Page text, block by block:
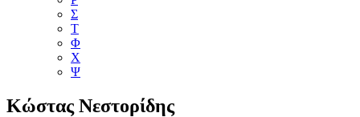
Σ
Τ
Φ
Χ
Ψ
Κώστας Νεστορίδης